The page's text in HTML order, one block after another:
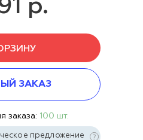
р.
ЗАКАЗ
заказа: 100 шт.
предложение